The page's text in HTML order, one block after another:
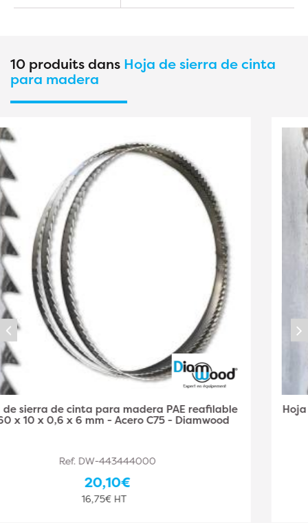
10 produits dans Hoja de sierra de cinta
para madera
Hoja de sierra de cinta Madera PAE Reafilable 1060
x 6 x 0,5 x 4 mm - Acero C75 - Diamwood
Ref. DW-443444001